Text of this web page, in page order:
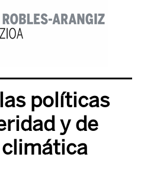
políticas
y de